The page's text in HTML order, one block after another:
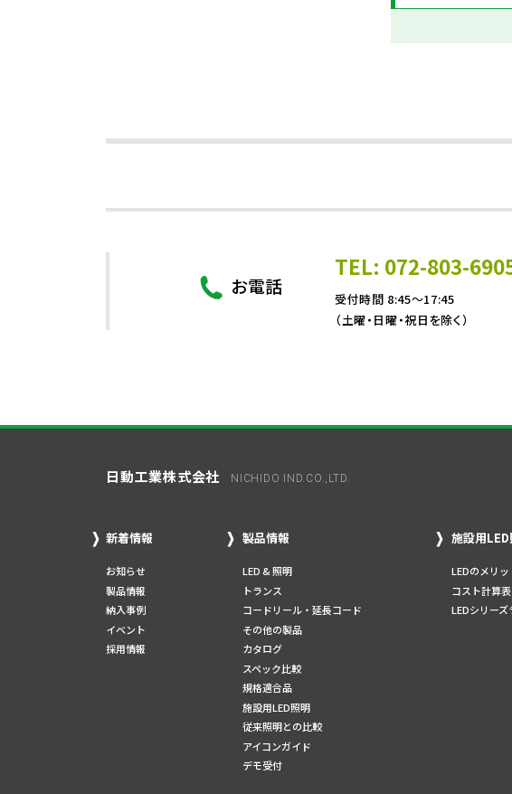
お電話
TEL: 072-803-
受付時間 8:45～17:45
（土曜・日曜・祝日を除く）
日動工業株式会社 NICHIDO IND.CO.,LTD.
新着情報
お知らせ
製品情報
納入事例
イベント
採用情報
製品情報
LED & 照明
トランス
コードリール・延長コード
その他の製品
カタログ
スペック比較
規格適合品
施設用LED照明
従来照明との比較
アイコンガイド
デモ受付
施設用
LEDのメリッ
コスト計算表
LEDシリー